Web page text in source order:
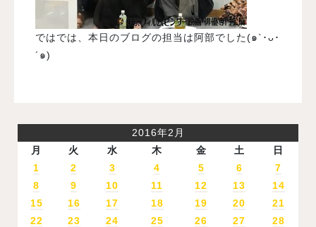
ではでは、本日のブログの担当は阿部でした(๑`･ᴗ･
´๑)
2016年2月
月
火 水 木 金 土 日
1 2 3 4 5 6
7
8
9 10 11 12 13
14
15
16 17 18 19 20
21
22
23 24 25 26 27
28